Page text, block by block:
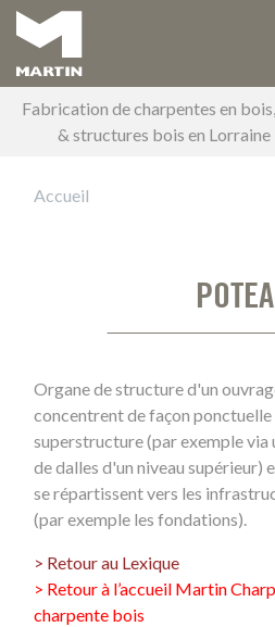
Aller
au
contenu
principal
Main navigation
Fabrication de charpentes en
& structures bois en
Accueil
Organe de structure d'un
concentrent de façon ponctuelle
superstructure (par exemple via
de dalles d'un niveau supérieur)
se répartissent vers les
(par exemple les fondations).
> Retour au Lexique
> Retour à l’accueil Martin
charpente bois